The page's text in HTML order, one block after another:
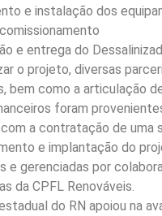
e instalação dos
e entrega do
o projeto, diversas
bem como a articulação
foram
a contratação de uma
e implantação do
e gerenciadas por
da CPFL Renováveis.
do RN apoiou na